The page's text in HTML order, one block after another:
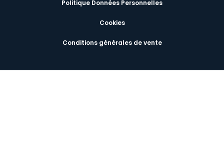
Politique Données Personnelles
Cookies
Conditions générales de vente